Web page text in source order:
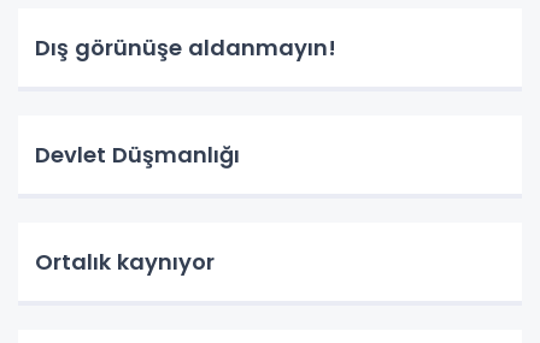
Dış görünüşe aldanmayın!
Devlet Düşmanlığı
Ortalık kaynıyor